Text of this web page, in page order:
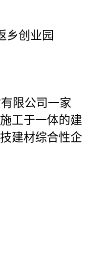
乡创业园
限公司一家
工于一体的建
建材综合性企